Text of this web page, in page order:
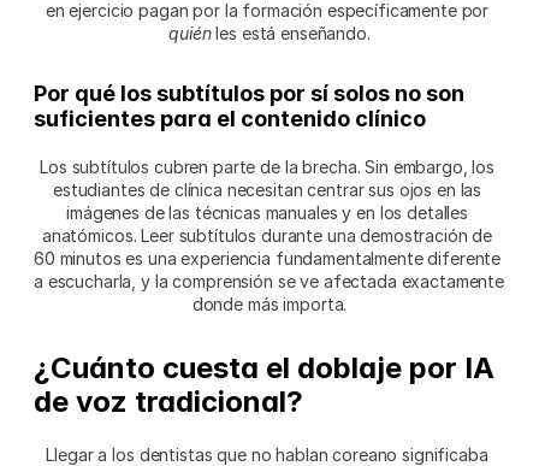
quién les está enseñando.
Por qué los subtítulos por sí solos no son
suficientes para el contenido clínico
Los subtítulos cubren parte de la brecha. Sin embargo, los
estudiantes de clínica necesitan centrar sus ojos en las
imágenes de las técnicas manuales y en los detalles
anatómicos. Leer subtítulos durante una demostración de
60 minutos es una experiencia fundamentalmente diferente
a escucharla, y la comprensión se ve afectada exactamente
donde más importa.
¿Cuánto cuesta el doblaje por IA
de voz tradicional?
Llegar a los dentistas que no hablan coreano significaba